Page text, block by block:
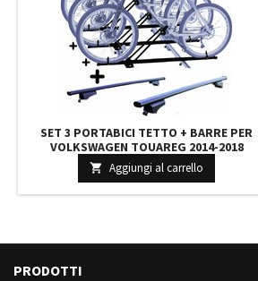
SET 3 PORTABICI TETTO + BARRE PER
VOLKSWAGEN TOUAREG 2014-2018
COMPATTI CON CHIAVI BARRE 127 CM + KIT
ATTACCHI MONTAGGIO FACILE
 Aggiungi al carrello
PRODOTTI